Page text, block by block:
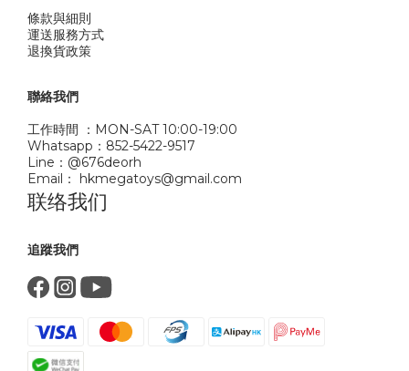
條款與細則
運送服務方式
退換貨政策
聯絡我們
工作時間 ：MON-SAT 10:00-19:00
Whatsapp：852-5422-9517
Line：@676deorh
Email： hkmegatoys@gmail.com
联络我们
追蹤我們